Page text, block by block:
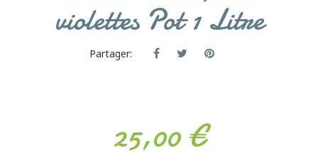
violettes Pot 1 Litre
Partager:
25,00 €